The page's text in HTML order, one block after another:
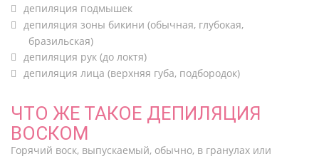
депиляция подмышек
депиляция зоны бикини (обычная, глубокая,
бразильская)
депиляция рук (до локтя)
депиляция лица (верхняя губа, подбородок)
ЧТО ЖЕ ТАКОЕ ДЕПИЛЯЦИЯ
ВОСКОМ
Горячий воск, выпускаемый, обычно, в гранулах или